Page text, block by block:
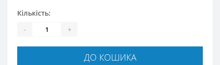
Кількість:
- +
ДО КОШИКА